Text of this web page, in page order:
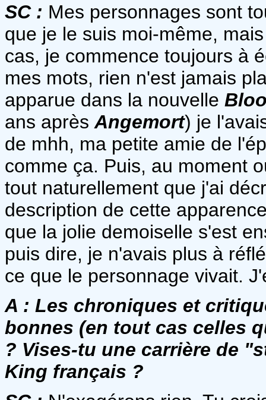
SC : Mes personnages sont
que je le suis moi-même,
cas, je commence toujours à
mes mots, rien n'est jamais
apparue dans la nouvelle
ans après Angemort) je
de mhh, ma petite amie de
comme ça. Puis, au moment
tout naturellement que j'ai
description de cette
que la jolie demoiselle s'est
puis dire, je n'avais plus à
ce que le personnage vivait.
A : Les chroniques et
bonnes (en tout cas celles
? Vises-tu une carrière de
King français ?